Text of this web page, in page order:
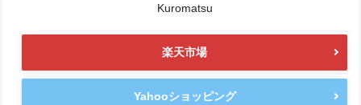
Kuromatsu
楽天市場
Yahooショッピング